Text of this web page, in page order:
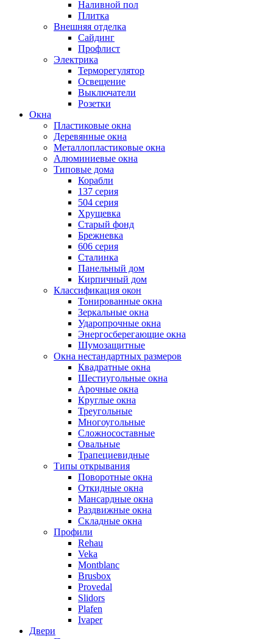
Наливной пол
Плитка
Внешняя отделка
Сайдинг
Профлист
Электрика
Терморегулятор
Освещение
Выключатели
Розетки
Окна
Пластиковые окна
Деревянные окна
Металлопластиковые окна
Алюминиевые окна
Типовые дома
Корабли
137 серия
504 серия
Хрущевка
Старый фонд
Брежневка
606 серия
Сталинка
Панельный дом
Кирпичный дом
Классификация окон
Тонированные окна
Зеркальные окна
Ударопрочные окна
Энергосберегающие окна
Шумозащитные
Окна нестандартных размеров
Квадратные окна
Шестиугольные окна
Арочные окна
Круглые окна
Треугольные
Многоугольные
Сложносоставные
Овальные
Трапециевидные
Типы открывания
Поворотные окна
Откидные окна
Мансардные окна
Раздвижные окна
Складные окна
Профили
Rehau
Veka
Montblanc
Brusbox
Provedal
Slidors
Plafen
Ivaper
Двери